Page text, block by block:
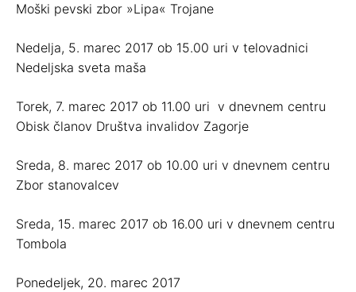
Moški pevski zbor »Lipa« Trojane
Nedelja, 5. marec 2017 ob 15.00 uri v telovadnici
Nedeljska sveta maša
Torek, 7. marec 2017 ob 11.00 uri v dnevnem centru
Obisk članov Društva invalidov Zagorje
Sreda, 8. marec 2017 ob 10.00 uri v dnevnem centru
Zbor stanovalcev
Sreda, 15. marec 2017 ob 16.00 uri v dnevnem centru
Tombola
Ponedeljek, 20. marec 2017